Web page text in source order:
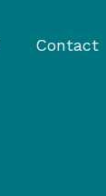
Contact